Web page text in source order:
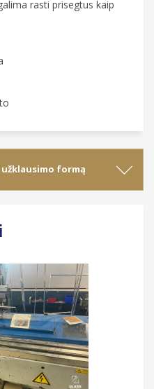
rasti prisegtus kaip
formą